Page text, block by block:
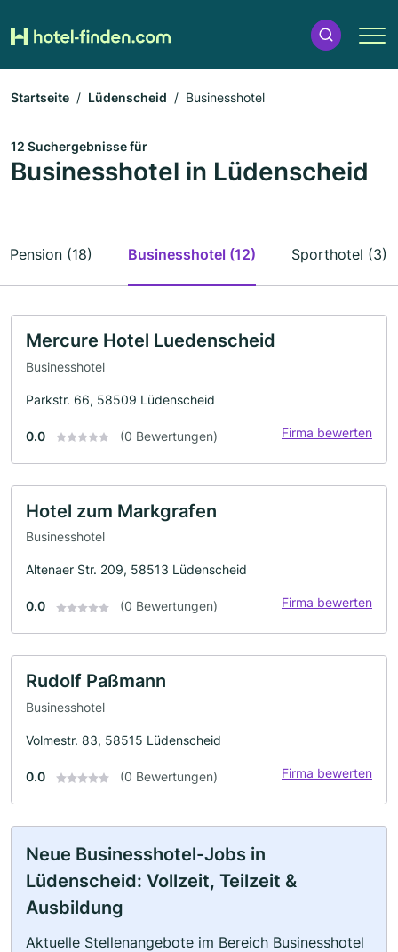
Startseite Lüdenscheid Businesshotel
12 Suchergebnisse für
Businesshotel in Lüdenscheid
Pension (18) Businesshotel (12) Sporthotel (3)
Mercure Hotel Luedenscheid
Businesshotel
Parkstr. 66, 58509 Lüdenscheid
0.0 (0 Bewertungen) Firma bewerten
Hotel zum Markgrafen
Businesshotel
Altenaer Str. 209, 58513 Lüdenscheid
0.0 (0 Bewertungen) Firma bewerten
Rudolf Paßmann
Businesshotel
Volmestr. 83, 58515 Lüdenscheid
0.0 (0 Bewertungen) Firma bewerten
Neue Businesshotel-Jobs in
Lüdenscheid: Vollzeit, Teilzeit &
Ausbildung
Aktuelle Stellenangebote im Bereich Businesshotel